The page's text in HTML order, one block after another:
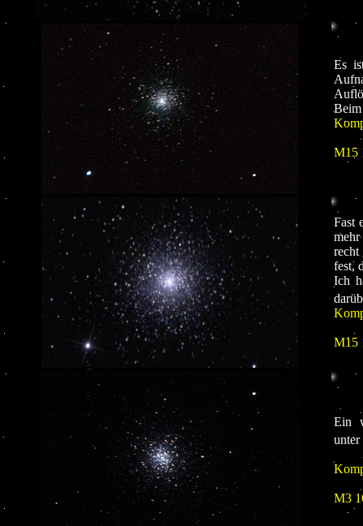
Es
Beim
M15
Fast
recht
fest,
Ich
M15
Ein
unter
M3